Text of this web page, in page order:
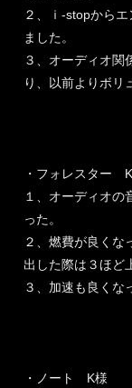
２、ｉ-stopから
ました。
３、オーディオ関
り、以前よりボリ
・フォレスター
１、オーディオの
った。
２、燃費が良くな
出した際は３ほど
３、加速も良くな
・ノート K様